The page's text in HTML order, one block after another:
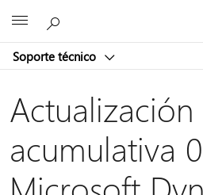
Soporte técnico
Actualización
acumulativa